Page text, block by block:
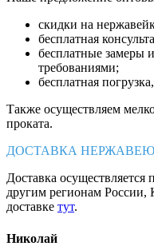
скидки на
бесплатная
бесплатные замеры
требованиями;
бесплатная
Также осуществляем
проката.
ДОСТАВКА
Доставка осуществляется
другим регионам России,
доставке тут.
Николай